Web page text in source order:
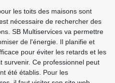
les toits des maisons sont
nécessaire de rechercher des
SB Multiservices va permettre
de l'énergie. Il planifie et
pour éviter les retards et les
survenir. Ce professionnel peut
été établis. Pour les